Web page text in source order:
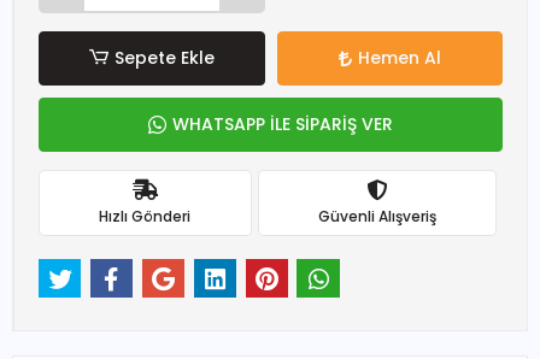
Sepete Ekle Hemen Al
WHATSAPP İLE SİPARİŞ VER
Hızlı Gönderi Güvenli Alışveriş